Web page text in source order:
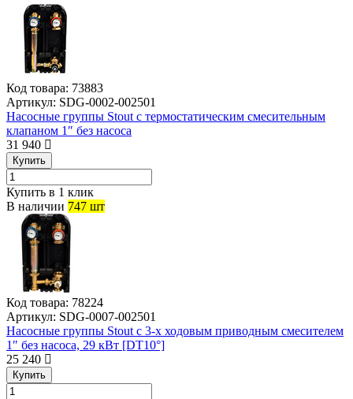
Код товара: 73883
Артикул: SDG-0002-002501
Насосные группы Stout с термостатическим смесительным
клапаном 1″ без насоса
31 940
Купить
Купить в 1 клик
В наличии 747 шт
Код товара: 78224
Артикул: SDG-0007-002501
Насосные группы Stout с 3-х ходовым приводным смесителем
1″ без насоса, 29 кВт [DT10°]
25 240
Купить